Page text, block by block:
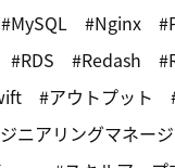
MySQL
Nginx
RDS
Redash
アウトプット
ニアリングマネー